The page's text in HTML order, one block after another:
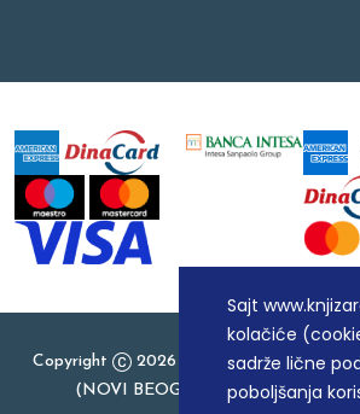
Sajt
kolačiće
sadrže lične
poboljšanja
Copyright
2026 Knjizara.com -
(NOVI BEOGRAD), PIB: 105184104,